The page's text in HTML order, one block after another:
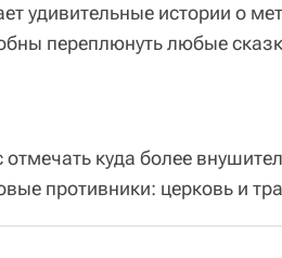
удивительные истории о
переплюнуть любые
куда более
противники: церковь и